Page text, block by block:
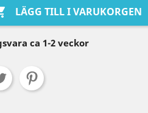
LÄGG TILL I VARUKORGEN
ca 1-2 veckor